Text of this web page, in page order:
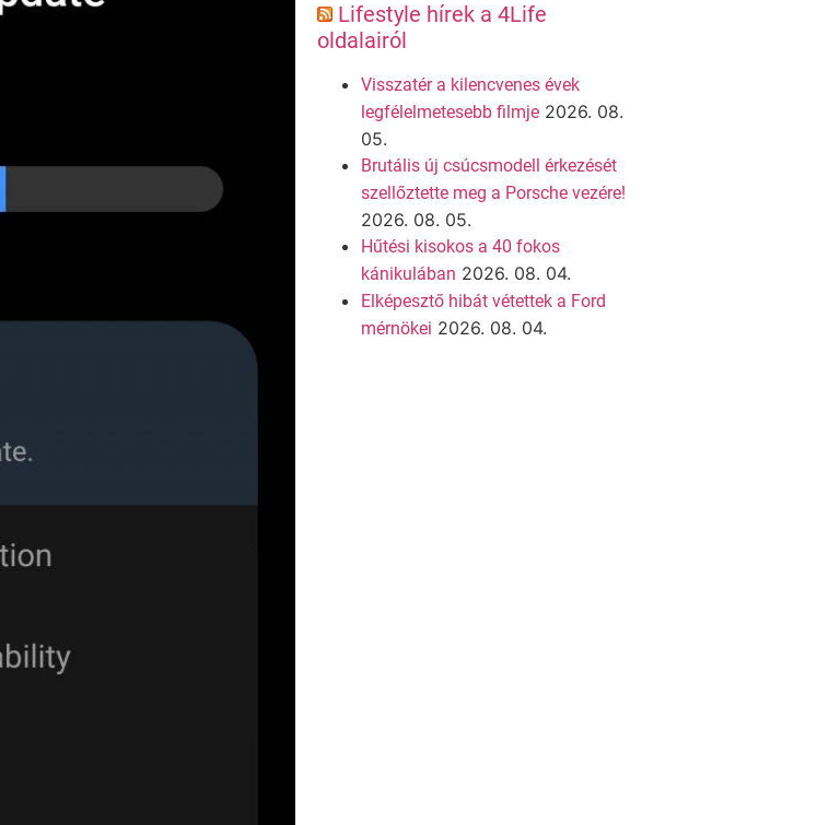
Lifestyle hírek a 4Life
oldalairól
Visszatér a kilencvenes évek
legfélelmetesebb filmje 2026. 08.
05.
Brutális új csúcsmodell érkezését
szellőztette meg a Porsche vezére!
2026. 08. 05.
Hűtési kisokos a 40 fokos
kánikulában 2026. 08. 04.
Elképesztő hibát vétettek a Ford
mérnökei 2026. 08. 04.